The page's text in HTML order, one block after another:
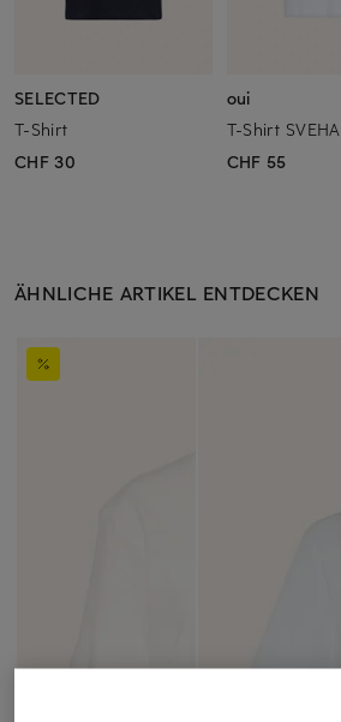
SELECTED
T-Shirt
CHF 30
oui
T-Shirt SVEHA
CHF 55
ÄHNLICHE ARTIKEL ENTDECKEN